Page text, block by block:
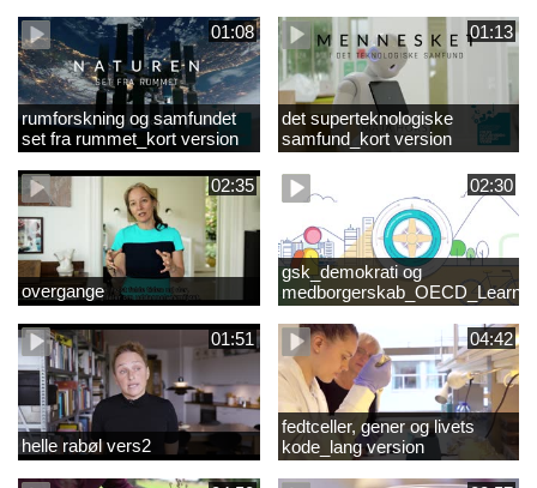
01:08
rumforskning og samfundet
set fra rummet_kort version
01:13
det superteknologiske
samfund_kort version
02:35
overgange
02:30
gsk_demokrati og
Compass 2030
01:51
helle rabøl vers2
04:42
fedtceller, gener og livets
kode_lang version